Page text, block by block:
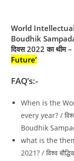
World
Boudhik Sampada
दिवस 2022 का थीम –
Future’
FAQ’s:-
When is the
every year? /
Boudhik
what is the
2021? / विश्व